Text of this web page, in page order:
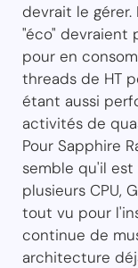
devrait le
"éco" devraient
pour en
threads de HT
étant aussi
activités de
Pour Sapphire
semble qu'il
plusieurs CPU,
tout vu pour
continue de
architecture